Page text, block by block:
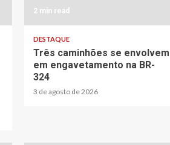
2 min read
DESTAQUE
Três caminhões se envolvem
em engavetamento na BR-
324
3 de agosto de 2026